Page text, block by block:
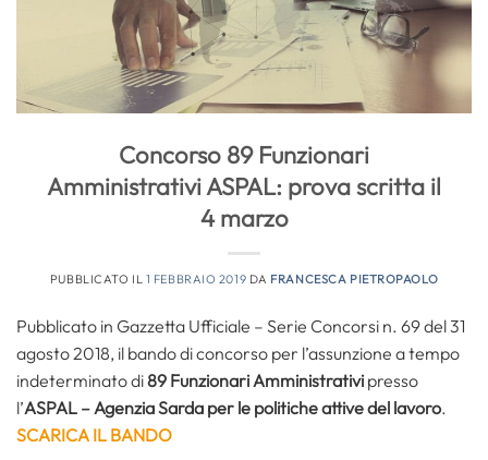
Concorso 89 Funzionari
Amministrativi ASPAL: prova scritta il
4 marzo
PUBBLICATO IL 1 FEBBRAIO 2019 DA FRANCESCA PIETROPAOLO
Pubblicato in Gazzetta Ufficiale – Serie Concorsi n. 69 del 31
agosto 2018, il bando di concorso per l’assunzione a tempo
indeterminato di89 Funzionari Amministrativi presso
l’ASPAL – Agenzia Sarda per le politiche attive del lavoro.
SCARICA IL BANDO